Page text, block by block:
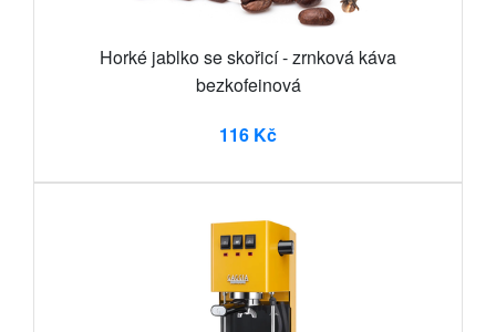
Horké jablko se skořicí - zrnková káva
bezkofeinová
116 Kč